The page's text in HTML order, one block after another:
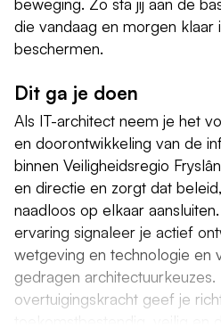
die vandaag en morgen klaar
beschermen.
Dit ga je doen
Als IT-architect neem je het
en doorontwikkeling van de
binnen Veiligheidsregio
en directie en zorgt dat
naadloos op elkaar
ervaring signaleer je actief
wetgeving en technologie en
gedragen
overtuigingskracht geef je